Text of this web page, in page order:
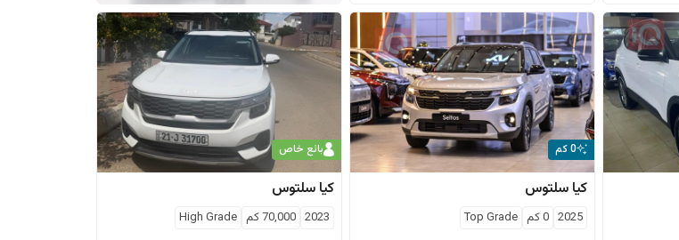
0 كم
كيا سلتوس
2025
0كم Top Grade
بائع خاص
كيا سلتوس
2023
70,000كم High Grade